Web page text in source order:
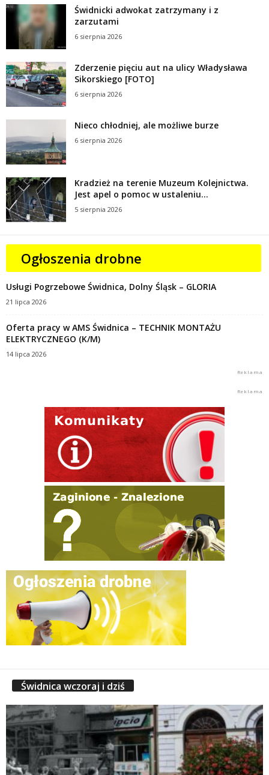
Świdnicki adwokat zatrzymany i z
zarzutami
6 sierpnia 2026
Zderzenie pięciu aut na ulicy Władysława
Sikorskiego [FOTO]
6 sierpnia 2026
Nieco chłodniej, ale możliwe burze
6 sierpnia 2026
Kradzież na terenie Muzeum Kolejnictwa.
Jest apel o pomoc w ustaleniu...
5 sierpnia 2026
Ogłoszenia drobne
Usługi Pogrzebowe Świdnica, Dolny Śląsk – GLORIA
21 lipca 2026
Oferta pracy w AMS Świdnica – TECHNIK MONTAŻU
ELEKTRYCZNEGO (K/M)
14 lipca 2026
Świdnica wczoraj i dziś